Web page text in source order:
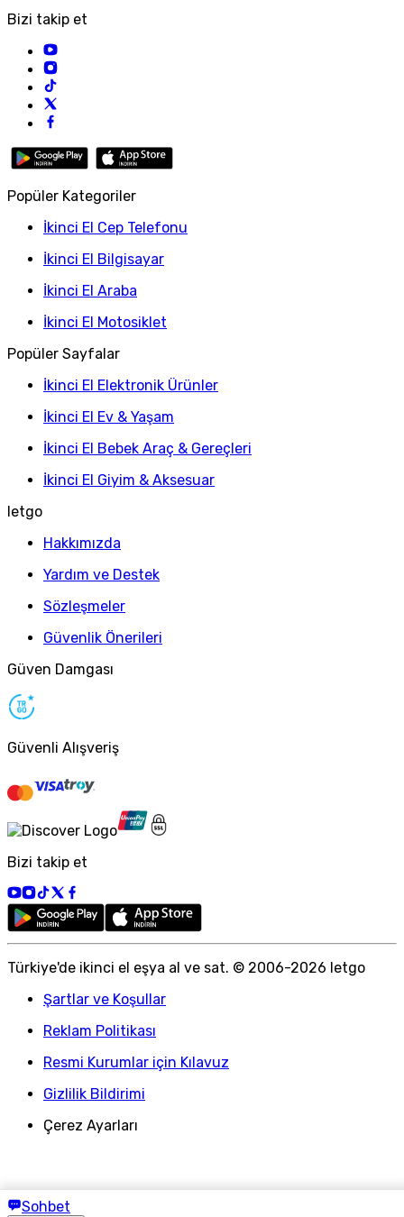
Sohbet
Bizi takip et
Popüler Kategoriler
İkinci El Cep Telefonu
İkinci El Bilgisayar
İkinci El Araba
İkinci El Motosiklet
Popüler Sayfalar
İkinci El Elektronik Ürünler
İkinci El Ev & Yaşam
İkinci El Bebek Araç & Gereçleri
İkinci El Giyim & Aksesuar
letgo
Hakkımızda
Yardım ve Destek
Sözleşmeler
Güvenlik Önerileri
Güven Damgası
Güvenli Alışveriş
Bizi takip et
Türkiye'de ikinci el eşya al ve sat. © 2006-2026 letgo
Şartlar ve Koşullar
Reklam Politikası
Resmi Kurumlar için Kılavuz
Gizlilik Bildirimi
Çerez Ayarları